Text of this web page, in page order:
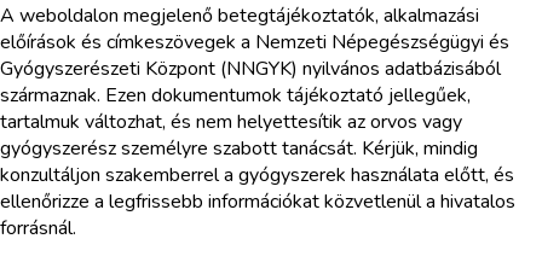
A weboldalon megjelenő betegtájékoztatók, alkalmazási
előírások és címkeszövegek a Nemzeti Népegészségügyi és
Gyógyszerészeti Központ (NNGYK) nyilvános adatbázisából
származnak. Ezen dokumentumok tájékoztató jellegűek,
tartalmuk változhat, és nem helyettesítik az orvos vagy
gyógyszerész személyre szabott tanácsát. Kérjük, mindig
konzultáljon szakemberrel a gyógyszerek használata előtt, és
ellenőrizze a legfrissebb információkat közvetlenül a hivatalos
forrásnál.